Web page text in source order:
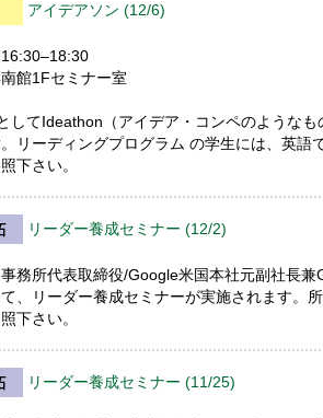
アイデアソン (12/6)
館1Fセミナー室
してIdeathon（アイデア・コンペのような
リーディングプログラム の学生には、英語
下さい。
リーダー養成セミナー (12/2)
務所代表取締役/Google米国本社元副社長
、リーダー養成セミナーが実施されます。
下さい。
リーダー養成セミナー (11/25)